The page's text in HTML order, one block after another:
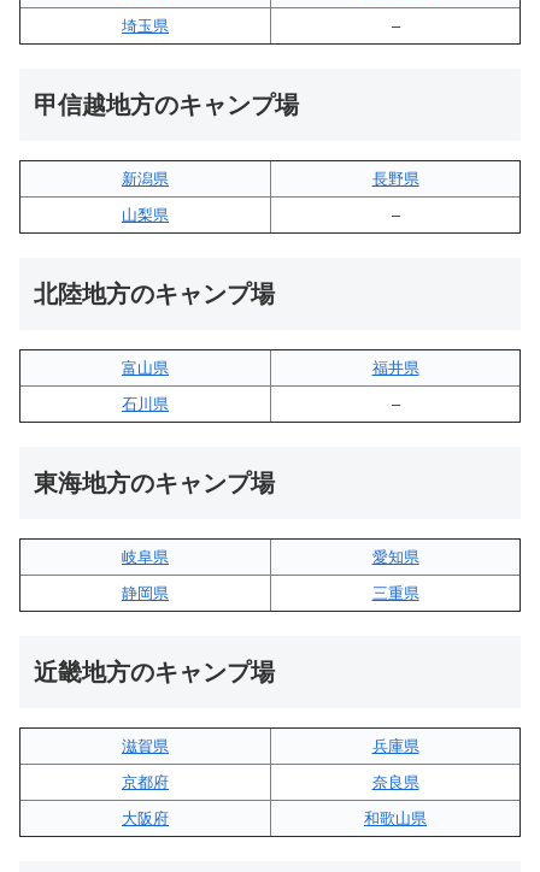
埼玉県
–
甲信越地方のキャンプ場
新潟県
長野県
山梨県
–
北陸地方のキャンプ場
富山県
福井県
石川県
–
東海地方のキャンプ場
岐阜県
愛知県
静岡県
三重県
近畿地方のキャンプ場
滋賀県
兵庫県
京都府
奈良県
大阪府
和歌山県